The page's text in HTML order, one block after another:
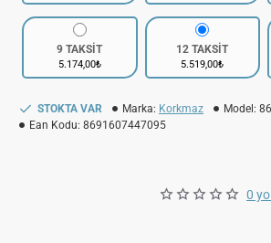
0
9 TAKSİT
5.174,00₺
12 TAKSİT
5.519,00₺
STOKTA VAR Marka: Korkmaz Model:
Ean Kodu: 8691607447095